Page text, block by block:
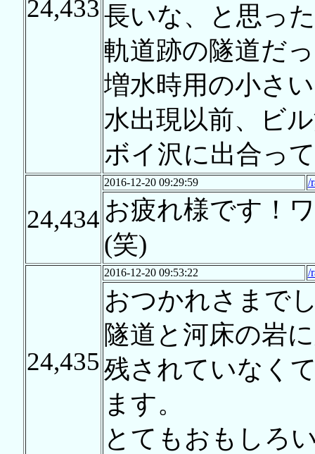
24,433長いな、と思っ
軌道跡の隧道だ
増水時用の小さ
水出現以前、ビ
ボイ沢に出合っ
24,434
2016-12-20 09:29:59 /
お疲れ様です！
(笑)
24,435
2016-12-20 09:53:22 /
おつかれさまで
隧道と河床の岩
残されていなく
ます。
とてもおもしろ